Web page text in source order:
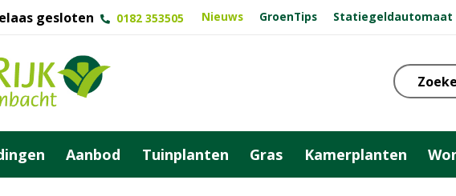
gesloten 0182 353505 Nieuws GroenTips Statiegeldautomaat
Aanbod Tuinplanten Gras Kamerplanten